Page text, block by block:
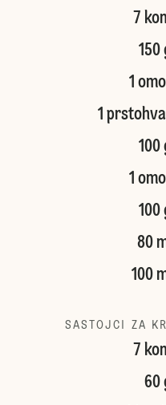
7
150
1
1
100
1
100
80
100
SASTOJCI ZA
7
60